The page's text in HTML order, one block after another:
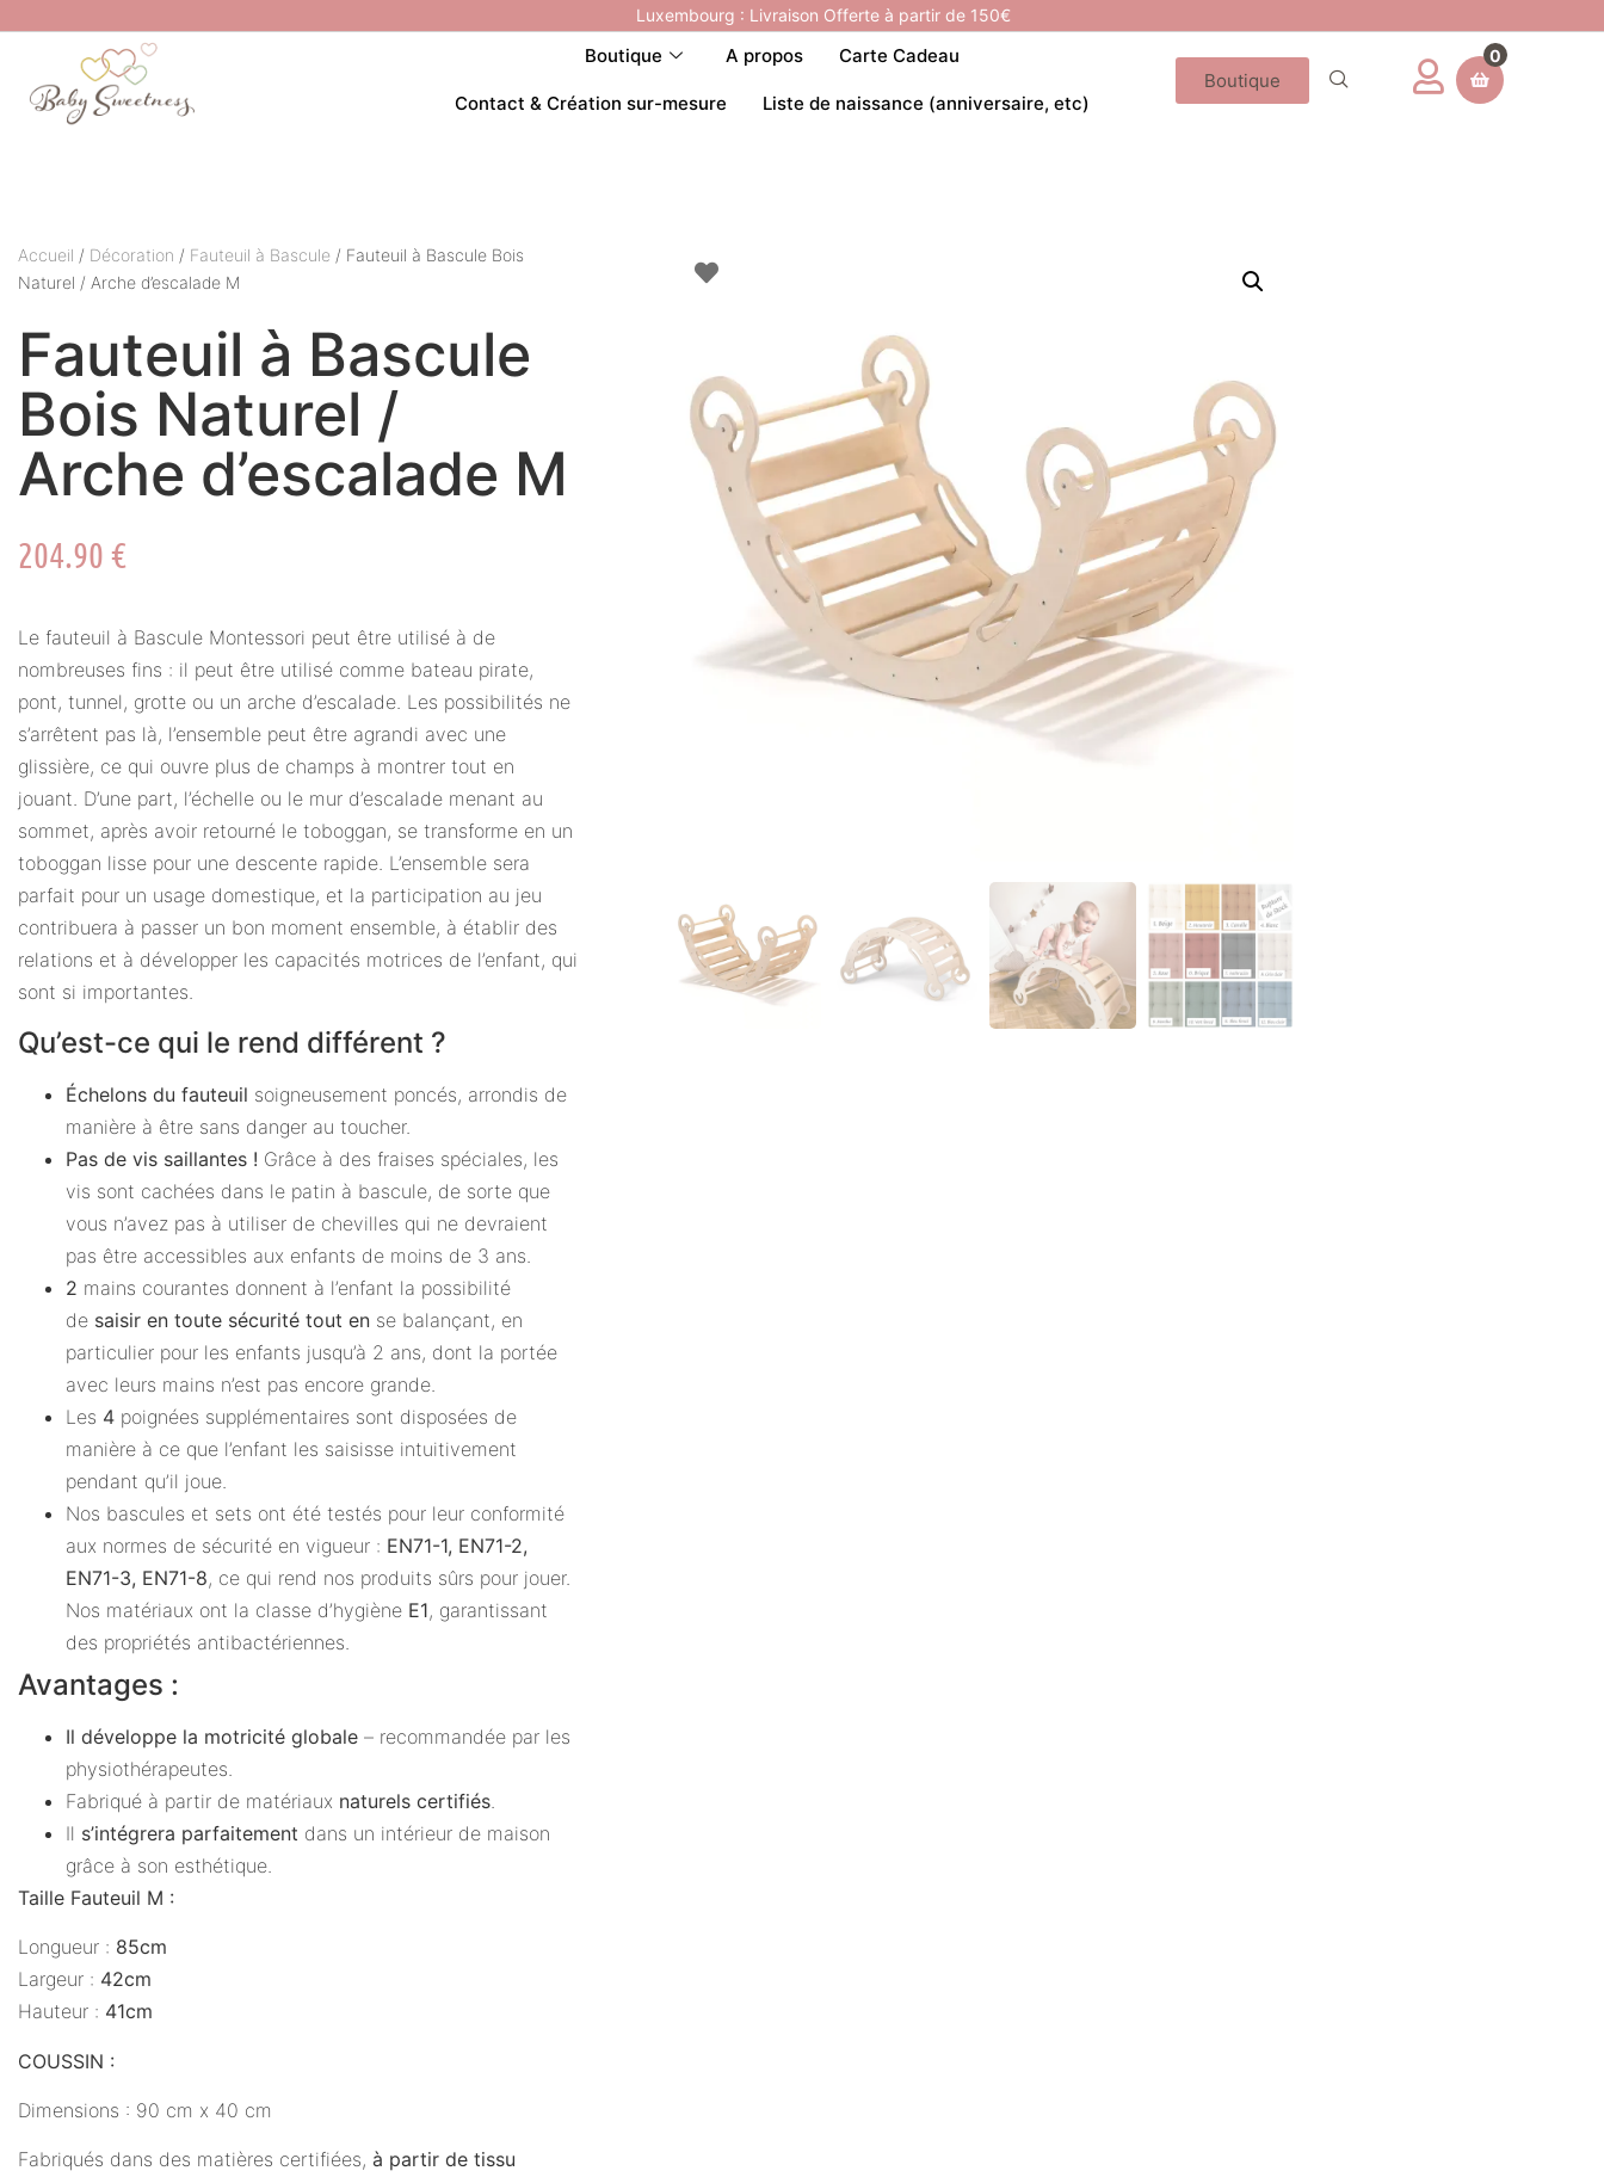
Luxembourg : Livraison Offerte à partir de 150€
Boutique A propos Carte Cadeau
Contact & Création sur-mesure Liste de naissance (anniversaire, etc)
Boutique
0
Accueil / Décoration / Fauteuil à Bascule / Fauteuil à Bascule Bois
Naturel / Arche d’escalade M
Fauteuil à Bascule
Bois Naturel /
Arche d’escalade M
204.90 €
Le fauteuil à Bascule Montessori peut être utilisé à de
nombreuses fins : il peut être utilisé comme bateau pirate,
pont, tunnel, grotte ou un arche d’escalade. Les possibilités ne
s’arrêtent pas là, l’ensemble peut être agrandi avec une
glissière, ce qui ouvre plus de champs à montrer tout en
jouant. D’une part, l’échelle ou le mur d’escalade menant au
sommet, après avoir retourné le toboggan, se transforme en un
toboggan lisse pour une descente rapide. L’ensemble sera
parfait pour un usage domestique, et la participation au jeu
contribuera à passer un bon moment ensemble, à établir des
relations et à développer les capacités motrices de l’enfant, qui
sont si importantes.
Qu’est-ce qui le rend différent ?
Échelons du fauteuil soigneusement poncés, arrondis de
manière à être sans danger au toucher.
Pas de vis saillantes ! Grâce à des fraises spéciales, les
vis sont cachées dans le patin à bascule, de sorte que
vous n’avez pas à utiliser de chevilles qui ne devraient
pas être accessibles aux enfants de moins de 3 ans.
2 mains courantes donnent à l’enfant la possibilité
de saisir en toute sécurité tout en se balançant, en
particulier pour les enfants jusqu’à 2 ans, dont la portée
avec leurs mains n’est pas encore grande.
Les 4 poignées supplémentaires sont disposées de
manière à ce que l’enfant les saisisse intuitivement
pendant qu’il joue.
Nos bascules et sets ont été testés pour leur conformité
aux normes de sécurité en vigueur : EN71-1, EN71-2,
EN71-3, EN71-8, ce qui rend nos produits sûrs pour jouer.
Nos matériaux ont la classe d’hygiène E1, garantissant
des propriétés antibactériennes.
Avantages :
Il développe la motricité globale – recommandée par les
physiothérapeutes.
Fabriqué à partir de matériaux naturels certifiés
Il s’intégrera parfaitement dans un intérieur de maison
grâce à son esthétique.
Taille Fauteuil M :
Longueur : 85cm
Largeur : 42cm
Hauteur : 41cm
COUSSIN :
Dimensions : 90 cm x 40 cm
Fabriqués dans des matières certifiées, à partir de tissu